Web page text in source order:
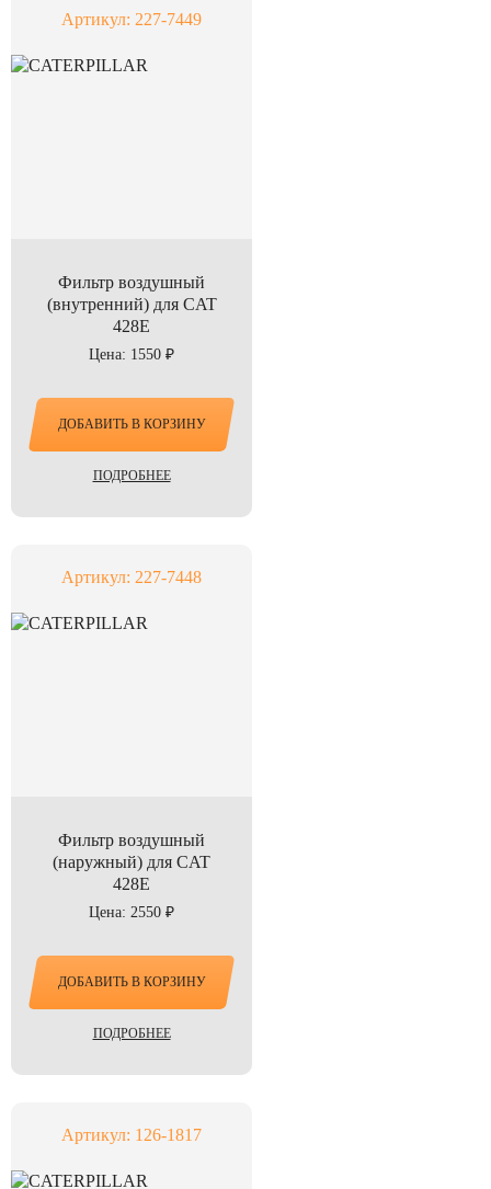
Артикул: 227-7449
Фильтр воздушный
(внутренний) для CAT
428E
Цена: 1550 ₽
ДОБАВИТЬ В КОРЗИНУ
ПОДРОБНЕЕ
Артикул: 227-7448
Фильтр воздушный
(наружный) для CAT
428E
Цена: 2550 ₽
ДОБАВИТЬ В КОРЗИНУ
ПОДРОБНЕЕ
Артикул: 126-1817